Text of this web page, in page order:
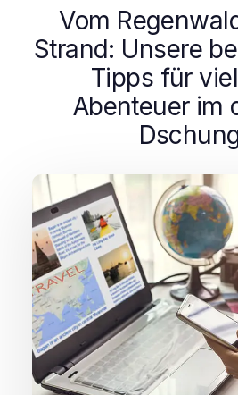
Vom
Strand: Unsere
Tipps für
Abenteuer im